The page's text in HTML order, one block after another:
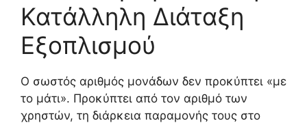
Κατάλληλη Διάταξη
Εξοπλισμού
Ο σωστός αριθμός μονάδων δεν προκύπτει «με
το μάτι». Προκύπτει από τον αριθμό των
χρηστών, τη διάρκεια παραμονής τους στο